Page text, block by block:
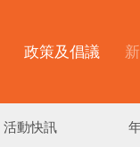
政策及倡議
活動快訊